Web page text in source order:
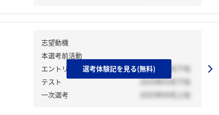
志望動機
本選考前活動
エントリーシート
2025年03月下旬
テスト
2025年03月下旬
一次選考
2025年04月上旬
選考体験記を見る(無料)